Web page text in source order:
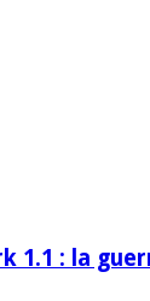
1.1 : la